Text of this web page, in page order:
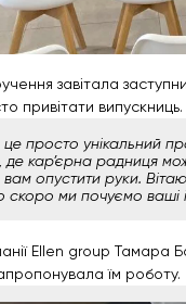
завітала
привітати випускниць.
просто унікальний
де кар’єрна радниця
опустити руки.
ми почуємо ваші
Ellen group Тамара
їм роботу.